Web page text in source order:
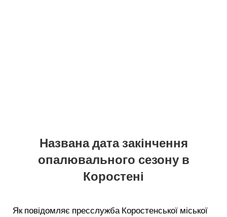
Названа дата закінчення
опалювального сезону в
Коростені
Як повідомляє пресслужба Коростенської міської